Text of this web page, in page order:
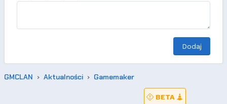
Dodaj
GMCLAN Aktualności Gamemaker
BETA